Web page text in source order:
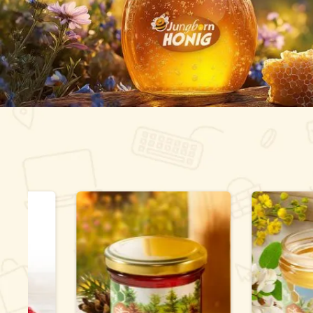
Produktgalerie überspringen